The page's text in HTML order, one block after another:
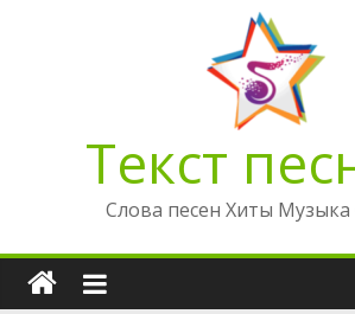
Текст
Слова песен Хиты